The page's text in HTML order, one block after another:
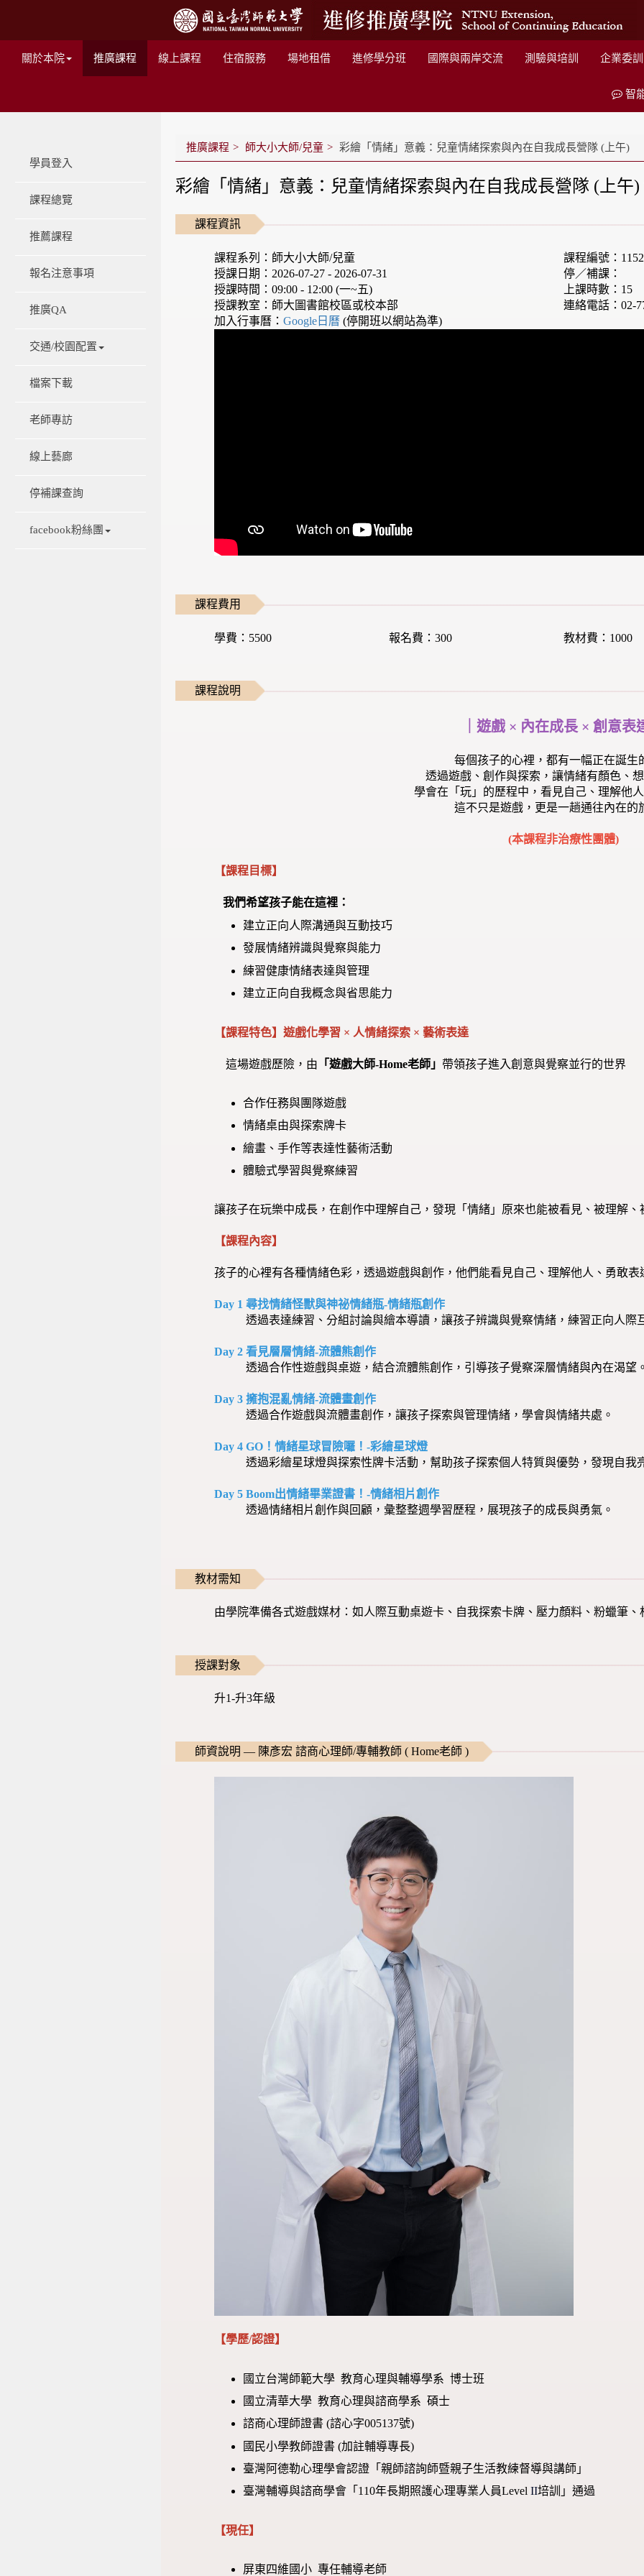
關於本院 推廣課程 線上課程 住宿服務 場地租借 進修學分班 國際與兩岸交流 測驗與培訓 企業委訓
智
學員登入
課程總覽
推薦課程
報名注意事項
推廣QA
交通/校園配置
檔案下載
老師專訪
線上藝廊
停補課查詢
facebook粉絲團
推廣課程 師大小大師/兒童 彩繪「情緒」意義：兒童情緒探索與內在自我成長營隊 (上午)
彩繪「情緒」意義：兒童情緒探索與內在自我成長營隊 (上午)
課程資訊
課程系列：師大小大師/兒童
課程編號：
授課日期：2026-07-27 - 2026-07-31
停／補課：
授課時間：09:00 - 12:00 (一~五)
上課時數：15
授課教室：師大圖書館校區或校本部
連絡電話：02-
加入行事曆：Google日曆(停開班以網站為準)
課程費用
學費：5500 報名費：300 教材費：1000
課程說明
｜遊戲 × 內在成長 × 創意表
每個孩子的心裡，都有一幅正在誕生
透過遊戲、創作與探索，讓情緒有顏色、想
學會在「玩」的歷程中，看見自己、理解他
這不只是遊戲，更是一趟通往內在的
(本課程非治療性團體)
【課程目標】
我們希望孩子能在這裡：
建立正向人際溝通與互動技巧
發展情緒辨識與覺察與能力
練習健康情緒表達與管理
建立正向自我概念與省思能力
【課程特色】遊戲化學習 × 人情緒探索 × 藝術表達
這場遊戲歷險，由 「遊戲大師-Home老師」 帶領孩子進入創意與覺察並行的世界
合作任務與團隊遊戲
情緒桌由與探索牌卡
繪畫、手作等表達性藝術活動
體驗式學習與覺察練習
讓孩子在玩樂中成長，在創作中理解自己，發現「情緒」原來也能被看見、被理解、
【課程內容】
孩子的心裡有各種情緒色彩，透過遊戲與創作，他們能看見自己、理解他人、勇敢表
Day 1 尋找情緒怪獸與神祕情緒瓶-情緒瓶創作
透過表達練習、分組討論與繪本導讀，讓孩子辨識與覺察情緒，練習正向人際
Day 2 看見層層情緒-流體熊創作
透過合作性遊戲與桌遊，結合流體熊創作，引導孩子覺察深層情緒與內在渴望。
Day 3 擁抱混亂情緒-流體畫創作
透過合作遊戲與流體畫創作，讓孩子探索與管理情緒，學會與情緒共處。
Day 4 GO！情緒星球冒險囉！-彩繪星球燈
透過彩繪星球燈與探索性牌卡活動，幫助孩子探索個人特質與優勢，發現自我
Day 5 Boom出情緒畢業證書！-情緒相片創作
透過情緒相片創作與回顧，彙整整週學習歷程，展現孩子的成長與勇氣。
教材需知
由學院準備各式遊戲媒材：如人際互動桌遊卡、自我探索卡牌、壓力顏料、粉蠟筆
授課對象
升1-升3年級
師資說明 — 陳彥宏 諮商心理師/專輔教師 ( Home老師 )
【學歷/認證】
國立台灣師範大學 教育心理與輔導學系 博士班
國立清華大學 教育心理與諮商學系 碩士
諮商心理師證書 (諮心字005137號)
國民小學教師證書 (加註輔導專長)
臺灣阿德勒心理學會認證「親師諮詢師暨親子生活教練督導與講師」
臺灣輔導與諮商學會「110年長期照護心理專業人員LevelII培訓」通過
【現任】
屏東四維國小 專任輔導老師